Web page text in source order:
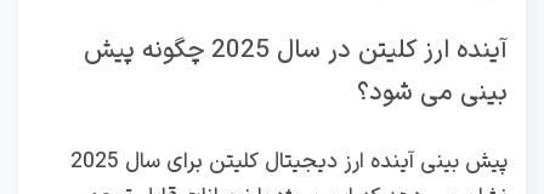
آینده ارز کلیتن در سال 2025 چگونه پیش
بینی می شود؟
پیش‌ بینی آینده ارز دیجیتال کلیتن برای سال 2025